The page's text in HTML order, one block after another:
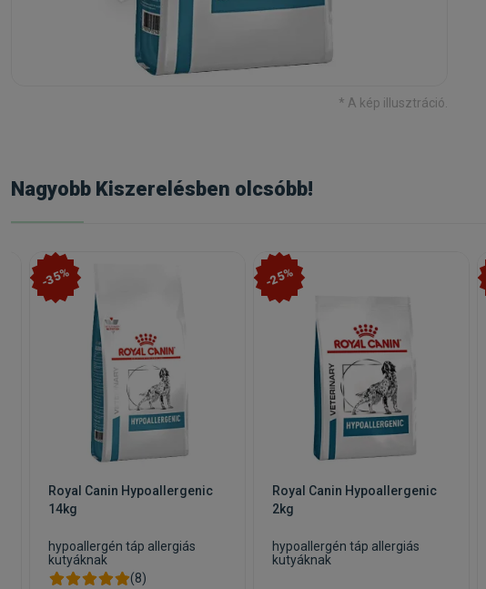
* A kép illusztráció.
Nagyobb Kiszerelésben olcsóbb!
-35%
Royal Canin Hypoallergenic
14kg
hypoallergén táp allergiás
kutyáknak
(8)
-25%
Royal Canin Hypoallergenic
2kg
hypoallergén táp allergiás
kutyáknak